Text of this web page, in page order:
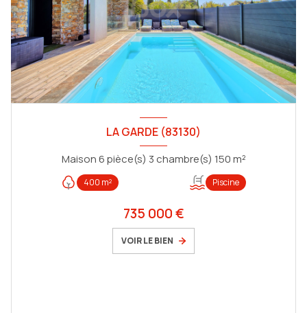
LA GARDE (83130)
Maison 6 pièce(s) 3 chambre(s) 150 m²
400 m² Piscine
735 000 €
VOIR LE BIEN